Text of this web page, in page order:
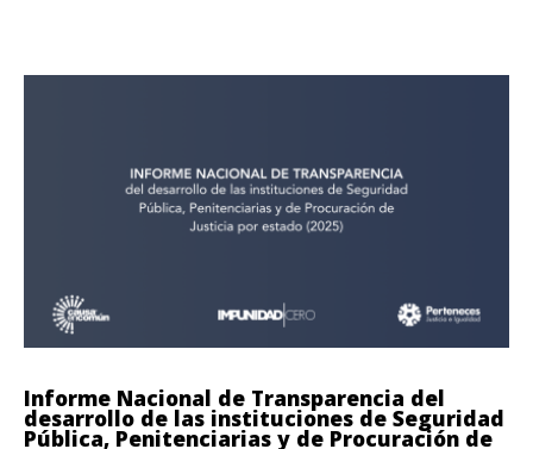
Informe Nacional de Transparencia del
desarrollo de las instituciones de Seguridad
Pública, Penitenciarias y de Procuración de